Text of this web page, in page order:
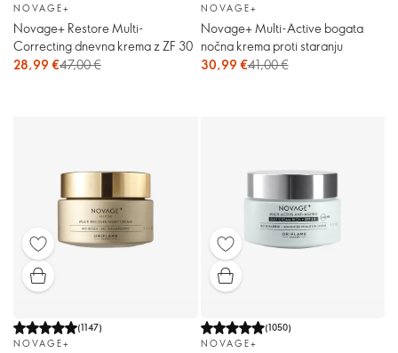
NOVAGE+
Novage+ Restore Multi-
Correcting dnevna krema z ZF 30
28,99 €47,00 €
NOVAGE+
Novage+ Multi-Active bogata
nočna krema proti staranju
30,99 €41,00 €
(1147)
NOVAGE+
(1050)
NOVAGE+